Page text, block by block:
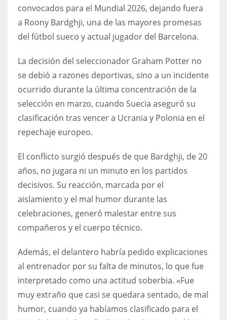
IND
34
DEN
24
PIT
20
NE
16
NYG
24
convocados para el Mundial 2026, dejando fuera
a Roony Bardghji, una de las mayores promesas
del fútbol sueco y actual jugador del Barcelona.
La decisión del seleccionador Graham Potter no
se debió a razones deportivas, sino a un incidente
ocurrido durante la última concentración de la
selección en marzo, cuando Suecia aseguró su
clasificación tras vencer a Ucrania y Polonia en el
repechaje europeo.
El conflicto surgió después de que Bardghji, de 20
años, no jugara ni un minuto en los partidos
decisivos. Su reacción, marcada por el
aislamiento y el mal humor durante las
celebraciones, generó malestar entre sus
compañeros y el cuerpo técnico.
Además, el delantero habría pedido explicaciones
al entrenador por su falta de minutos, lo que fue
interpretado como una actitud soberbia. «Fue
muy extraño que casi se quedara sentado, de mal
humor, cuando ya habíamos clasificado para el